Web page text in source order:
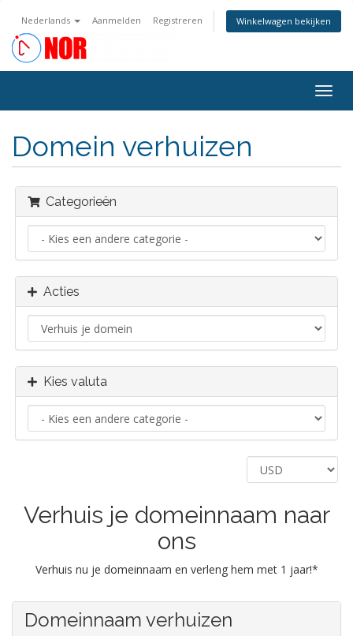
Nederlands Aanmelden Registreren Winkelwagen bekijken
in-/
Domein verhuizen
Categorieën
Acties
Kies valuta
Verhuis je domeinnaam naar
ons
Verhuis nu je domeinnaam en verleng hem met 1 jaar!*
Domeinnaam verhuizen